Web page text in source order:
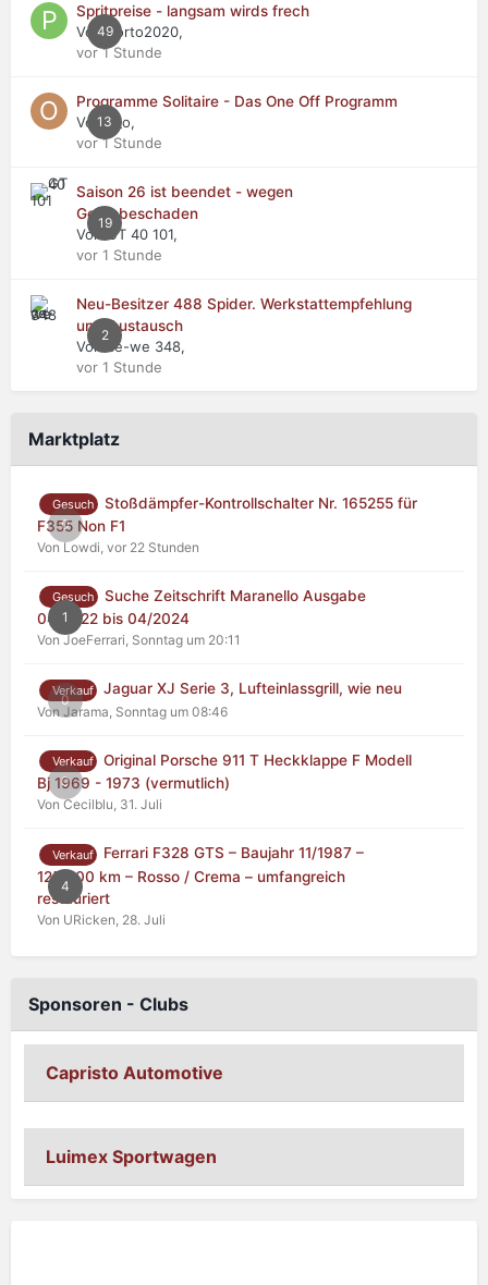
49
Spritpreise - langsam wirds frech
Von Porto2020,
vor 1 Stunde
13
Programme Solitaire - Das One Off Programm
Von o_o,
vor 1 Stunde
19
Saison 26 ist beendet - wegen
Getriebeschaden
Von GT 40 101,
vor 1 Stunde
2
Neu-Besitzer 488 Spider. Werkstattempfehlung
und Austausch
Von ce-we 348,
vor 1 Stunde
Marktplatz
0
Gesuch
Stoßdämpfer-Kontrollschalter Nr. 165255 für
F355 Non F1
Von Lowdi, vor 22 Stunden
1
Gesuch
Suche Zeitschrift Maranello Ausgabe
04/2022 bis 04/2024
Von JoeFerrari, Sonntag um 20:11
0
Verkauf Jaguar XJ Serie 3, Lufteinlassgrill, wie neu
Von Jarama, Sonntag um 08:46
0
Verkauf
Original Porsche 911 T Heckklappe F Modell
Bj 1969 - 1973 (vermutlich)
Von Cecilblu, 31. Juli
4
Verkauf
Ferrari F328 GTS – Baujahr 11/1987 –
125.000 km – Rosso / Crema – umfangreich
restauriert
Von URicken, 28. Juli
Sponsoren - Clubs
Capristo Automotive
Luimex Sportwagen